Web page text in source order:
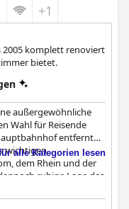
+1
2005 komplett renoviert
bietet.
außergewöhnliche
Wahl für Reisende
entfernt
wichtigen
dem Rhein und der
ruhige Lage des
eine ruhige
Teilnahme an
alle Kategorien lesen